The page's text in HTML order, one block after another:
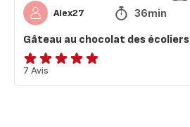
Alex27 36min
Gâteau au chocolat des écoliers
ratings.4.8
7 Avis